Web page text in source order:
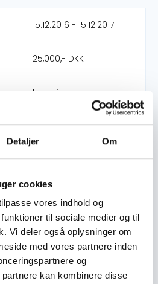
Detaljer Om
cookies
vores indhold og
til sociale medier og til
Vi deler også oplysninger om
med vores partnere inden
og
kan kombinere disse
15.12.2016 - 15.12.2017
25,000,- DKK
Ingeniører uden
Grænser (IUG)
Oplysningspuljen
Denmark
af en kort
uden Grænsers